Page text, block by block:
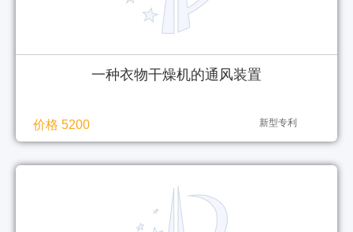
一种衣物干燥机的通风装置
价格 5200 新型专利